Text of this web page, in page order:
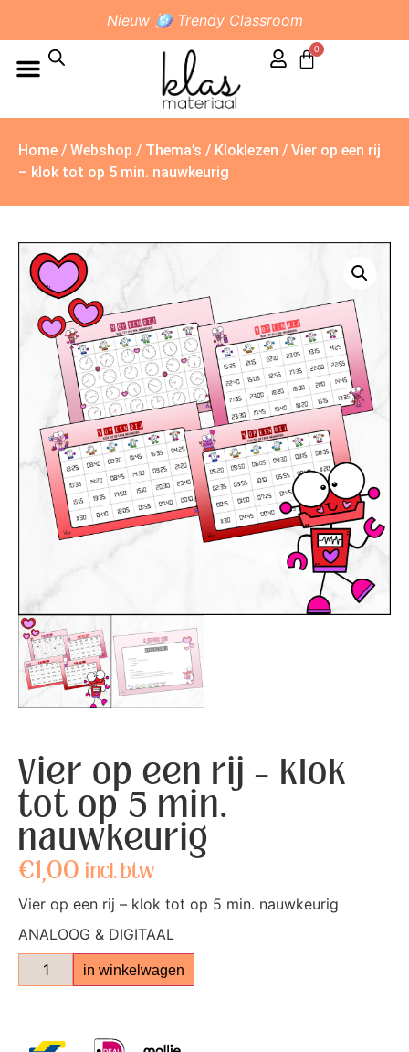
Nieuw 🪩 Trendy Classroom
0
Home / Webshop / Thema’s / Kloklezen / Vier op een rij
– klok tot op 5 min. nauwkeurig
Vier op een rij – klok
tot op 5 min.
nauwkeurig
€1,00 incl. btw
Vier op een rij – klok tot op 5 min. nauwkeurig
ANALOOG & DIGITAAL
in winkelwagen